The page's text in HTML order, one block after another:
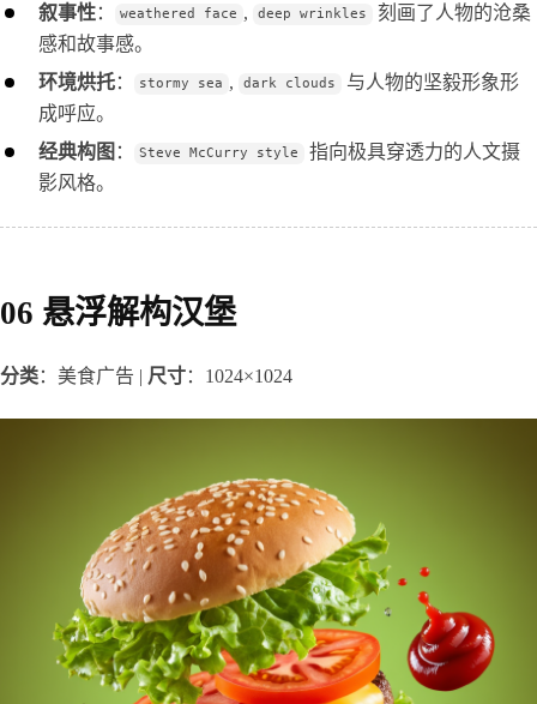
叙事性： weathered face , deep wrinkles
刻画了人物的沧桑
感和故事感。
环境烘托： stormy sea , dark clouds
与人物的坚毅形象形
成呼应。
经典构图 ： Steve McCurry style
指向极具穿透力的人文摄
影风格。
06 悬浮解构汉堡
分类：美食广告 | 尺寸：1024×1024